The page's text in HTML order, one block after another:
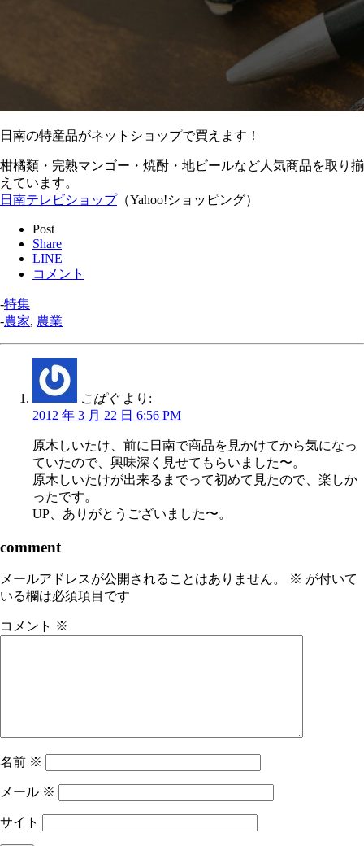
日南の特産品がネットショップで買えます！
柑橘類・完熟マンゴー・焼酎・地ビールなど人気商品を取り揃
えています。
日南テレビショップ（Yahoo!ショッピング）
Post
Share
LINE
コメント
-特集
-農家, 農業
こぱぐ より:
2012 年 3 月 22 日 6:56 PM
原木しいたけ、前に日南で商品を見かけてから気になっ
ていたので、興味深く見せてもらいました〜。
原木しいたけが出来るまでって初めて見たので、楽しか
ったです。
UP、ありがとうございました〜。
comment
メールアドレスが公開されることはありません。 ※ が付いて
いる欄は必須項目です
コメント ※
名前 ※
メール ※
サイト